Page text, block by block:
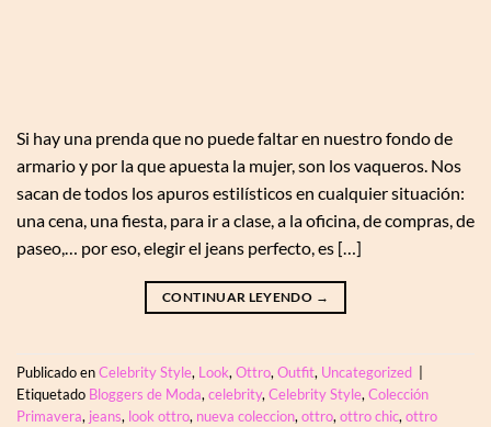
Si hay una prenda que no puede faltar en nuestro fondo de
armario y por la que apuesta la mujer, son los vaqueros. Nos
sacan de todos los apuros estilísticos en cualquier situación:
una cena, una fiesta, para ir a clase, a la oficina, de compras, de
paseo,… por eso, elegir el jeans perfecto, es […]
CONTINUAR LEYENDO →
Publicado enCelebrity Style, Look, Ottro, Outfit, Uncategorized
Etiquetado Bloggers de Moda, celebrity, Celebrity Style, Colección
Primavera, jeans, look ottro, nueva coleccion, ottro, ottro chic, ottro